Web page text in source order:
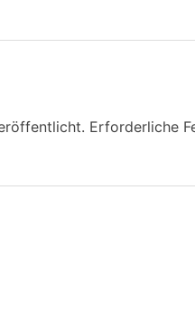
Erforderliche